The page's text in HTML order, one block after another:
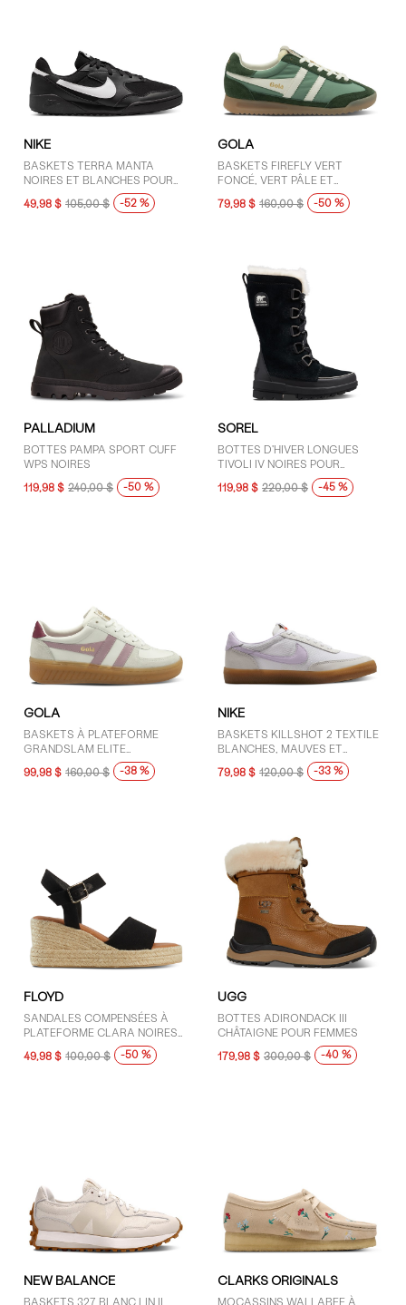
NIKE
BASKETS TERRA MANTA
NOIRES ET BLANCHES POUR
FEMMES
49,98 $ 105,00 $ -52 %
GOLA
BASKETS FIREFLY VERT
FONCÉ, VERT PÂLE ET
BLANCHES POUR FEMMES
79,98 $ 160,00 $ -50 %
PALLADIUM
BOTTES PAMPA SPORT CUFF
WPS NOIRES
119,98 $ 240,00 $ -50 %
SOREL
BOTTES D'HIVER LONGUES
TIVOLI IV NOIRES POUR
FEMMES
119,98 $ 220,00 $ -45 %
GOLA
BASKETS À PLATEFORME
GRANDSLAM ELITE
BLANCHES, ROSES ET
ROUGES POUR FEMMES
99,98 $ 160,00 $ -38 %
NIKE
BASKETS KILLSHOT 2 TEXTILE
BLANCHES, MAUVES ET
GOMME POUR FEMMES
79,98 $ 120,00 $ -33 %
FLOYD
SANDALES COMPENSÉES À
PLATEFORME CLARA NOIRES
POUR FEMMES
49,98 $ 100,00 $ -50 %
UGG
BOTTES ADIRONDACK III
CHÂTAIGNE POUR FEMMES
179,98 $ 300,00 $ -40 %
NEW BALANCE
BASKETS 327 BLANC LIN II
CLARKS ORIGINALS
MOCASSINS WALLABEE À